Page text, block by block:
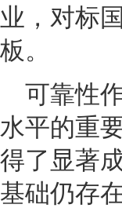
业，对标
板。
可靠性
水平的重
得了显著
基础仍存